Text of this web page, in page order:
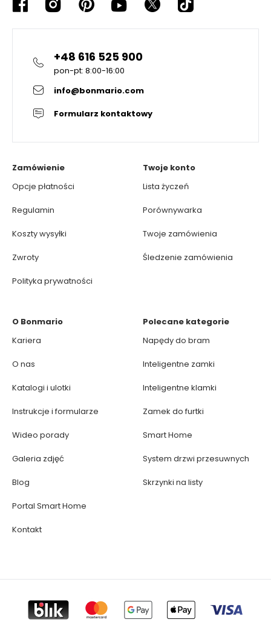
+48 616 525 900
pon-pt: 8:00-16:00
info@bonmario.com
Formularz kontaktowy
Zamówienie
Opcje płatności
Regulamin
Koszty wysyłki
Zwroty
Polityka prywatności
Twoje konto
Lista życzeń
Porównywarka
Twoje zamówienia
Śledzenie zamówienia
O Bonmario
Kariera
O nas
Katalogi i ulotki
Instrukcje i formularze
Wideo porady
Galeria zdjęć
Blog
Portal Smart Home
Kontakt
Polecane kategorie
Napędy do bram
Inteligentne zamki
Inteligentne klamki
Zamek do furtki
Smart Home
System drzwi przesuwnych
Skrzynki na listy